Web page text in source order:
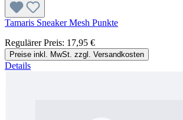
Tamaris Sneaker Mesh Punkte
Regulärer Preis: 17,95 €
Preise inkl. MwSt. zzgl. Versandkosten
Details